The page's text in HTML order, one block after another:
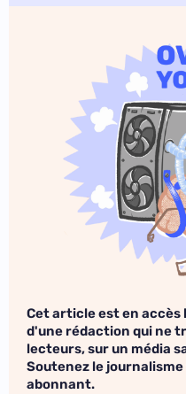
Cet article est en accès
d'une rédaction qui ne
lecteurs, sur un média
Soutenez le
abonnant.